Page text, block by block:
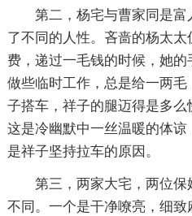
第二，杨宅与曹家同是
了不同的人性。吝啬的杨太
费，递过一毛钱的时候，她
做些临时工作，总是给一两
子搭车，祥子的腿迈得是多么
这是冷幽默中一丝温暖的体
是祥子坚持拉车的原因。
第三，两家大宅，两位
不同。一个是干净嘹亮，细